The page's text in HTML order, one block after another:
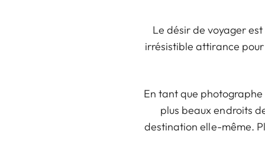
Le désir de voyager
irrésistible attirance pour
En tant que
plus beaux endroits
destination elle-même.